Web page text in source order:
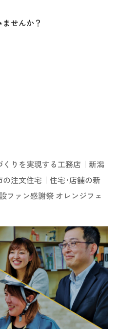
せんか？
くりを実現する工務店｜新潟
注文住宅｜住宅･店舗の新
ファン感謝祭 オレンジフェ